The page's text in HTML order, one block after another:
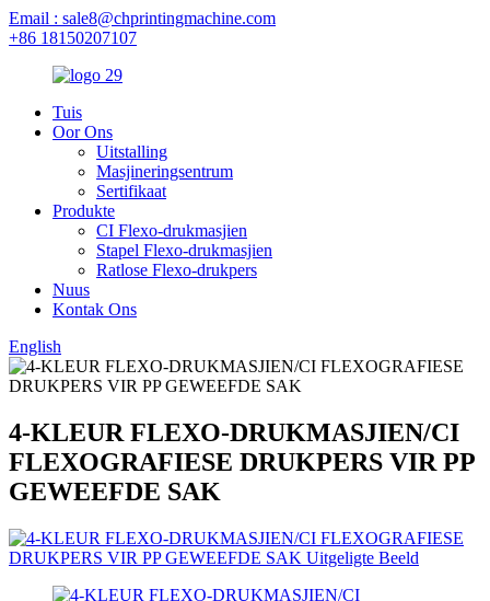
Email : sale8@chprintingmachine.com
+86 18150207107
Tuis
Oor Ons
Uitstalling
Masjineringsentrum
Sertifikaat
Produkte
CI Flexo-drukmasjien
Stapel Flexo-drukmasjien
Ratlose Flexo-drukpers
Nuus
Kontak Ons
English
4-KLEUR FLEXO-DRUKMASJIEN/CI
FLEXOGRAFIESE DRUKPERS VIR PP
GEWEEFDE SAK